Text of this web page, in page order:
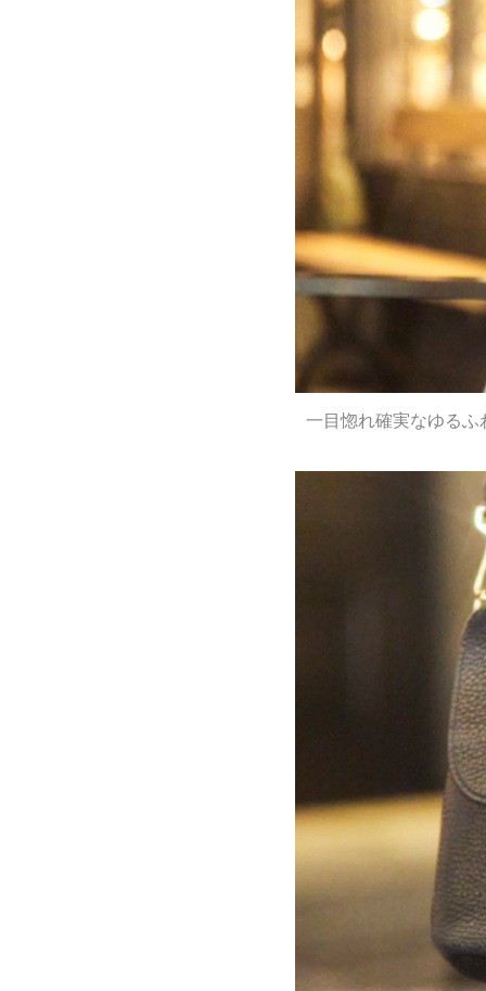
一目惚れ確実なゆる